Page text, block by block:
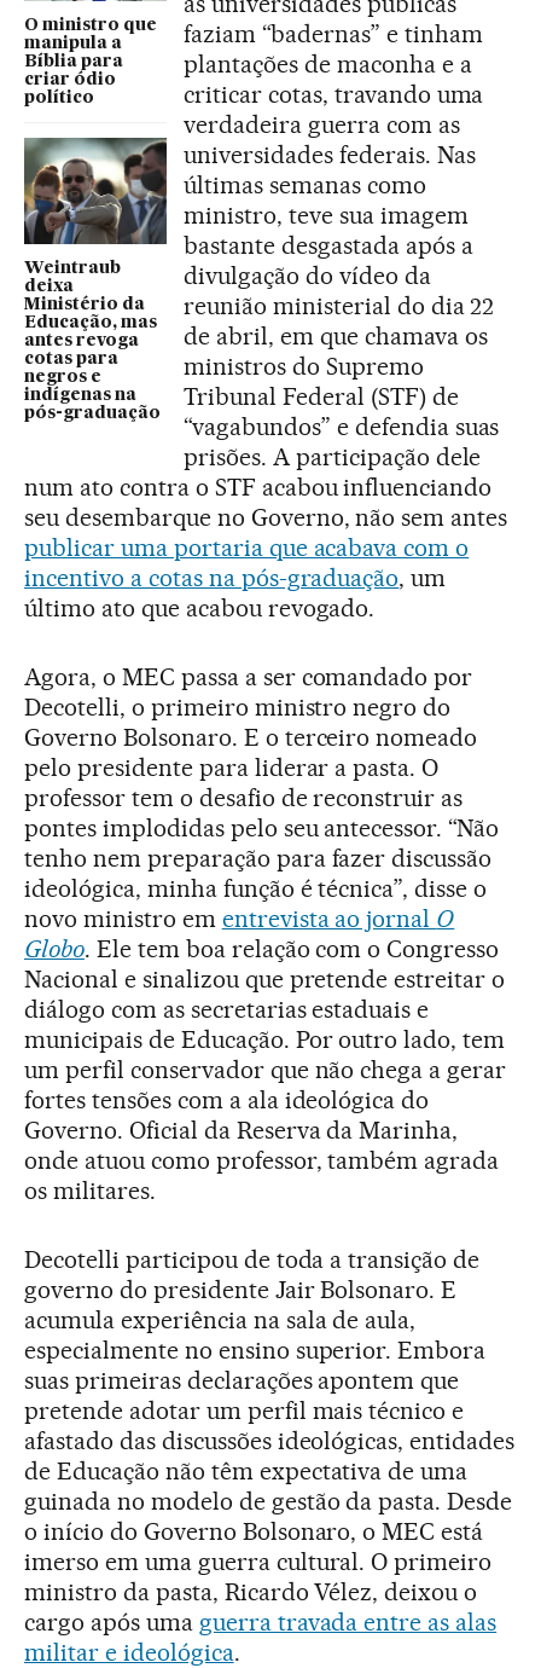
O ministro que
manipula a
Bíblia para
criar ódio
político
Weintraub
deixa
Ministério da
Educação, mas
antes revoga
cotas para
negros e
indígenas na
pós-graduação
faziam “badernas” e tinham
plantações de maconha e a
criticar cotas, travando uma
verdadeira guerra com as
universidades federais. Nas
últimas semanas como
ministro, teve sua imagem
bastante desgastada após a
divulgação do vídeo da
reunião ministerial do dia 22
de abril, em que chamava os
ministros do Supremo
Tribunal Federal (STF) de
“vagabundos” e defendia suas
prisões. A participação dele
num ato contra o STF acabou influenciando
seu desembarque no Governo, não sem antes
publicar uma portaria que acabava com o
incentivo a cotas na pós-graduação, um
último ato que acabou revogado.
Agora, o MEC passa a ser comandado por
Decotelli, o primeiro ministro negro do
Governo Bolsonaro. E o terceiro nomeado
pelo presidente para liderar a pasta. O
professor tem o desafio de reconstruir as
pontes implodidas pelo seu antecessor. “Não
tenho nem preparação para fazer discussão
ideológica, minha função é técnica”, disse o
novo ministro em entrevista ao jornal O
Globo. Ele tem boa relação com o Congresso
Nacional e sinalizou que pretende estreitar o
diálogo com as secretarias estaduais e
municipais de Educação. Por outro lado, tem
um perfil conservador que não chega a gerar
fortes tensões com a ala ideológica do
Governo. Oficial da Reserva da Marinha,
onde atuou como professor, também agrada
os militares.
Decotelli participou de toda a transição de
governo do presidente Jair Bolsonaro. E
acumula experiência na sala de aula,
especialmente no ensino superior. Embora
suas primeiras declarações apontem que
pretende adotar um perfil mais técnico e
afastado das discussões ideológicas, entidades
de Educação não têm expectativa de uma
guinada no modelo de gestão da pasta. Desde
o início do Governo Bolsonaro, o MEC está
imerso em uma guerra cultural. O primeiro
ministro da pasta, Ricardo Vélez, deixou o
cargo após uma guerra travada entre as alas
militar e ideológica.